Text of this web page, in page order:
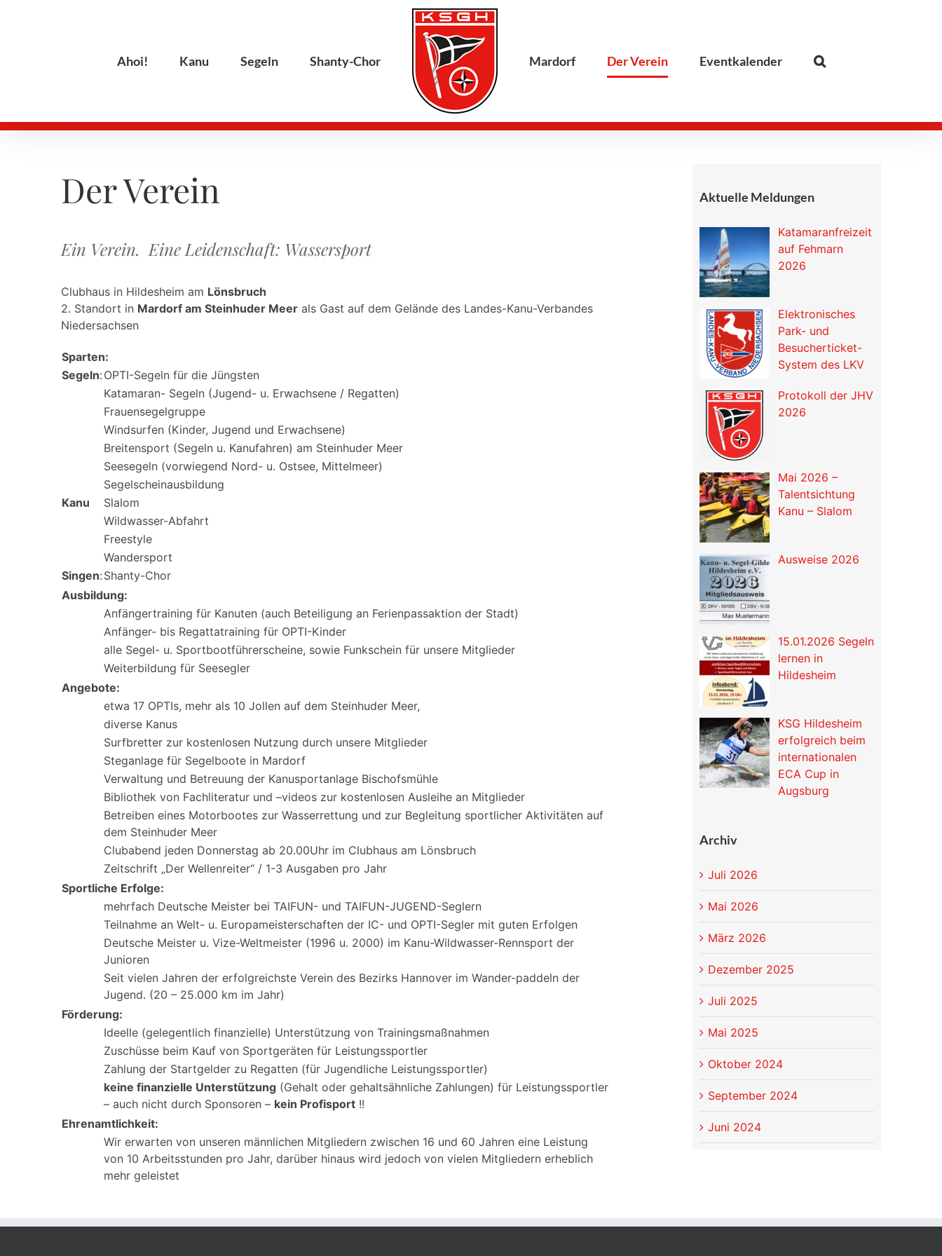
Ahoi! Kanu Segeln Shanty-Chor Mardorf Der Verein Eventkalender
Der Verein
Ein Verein. Eine Leidenschaft: Wassersport
Clubhaus in Hildesheim am Lönsbruch
2. Standort in Mardorf am Steinhuder Meer als Gast auf dem Gelände des Landes-Kanu-Verbandes
Niedersachsen
Sparten:
Segeln: OPTI-Segeln für die Jüngsten
Katamaran- Segeln (Jugend- u. Erwachsene / Regatten)
Frauensegelgruppe
Windsurfen (Kinder, Jugend und Erwachsene)
Breitensport (Segeln u. Kanufahren) am Steinhuder Meer
Seesegeln (vorwiegend Nord- u. Ostsee, Mittelmeer)
Segelscheinausbildung
Kanu
Slalom
Wildwasser-Abfahrt
Freestyle
Wandersport
Singen: Shanty-Chor
Ausbildung:
Anfängertraining für Kanuten (auch Beteiligung an Ferienpassaktion der Stadt)
Anfänger- bis Regattatraining für OPTI-Kinder
alle Segel- u. Sportbootführerscheine, sowie Funkschein für unsere Mitglieder
Weiterbildung für Seesegler
Angebote:
etwa 17 OPTIs, mehr als 10 Jollen auf dem Steinhuder Meer,
diverse Kanus
Surfbretter zur kostenlosen Nutzung durch unsere Mitglieder
Steganlage für Segelboote in Mardorf
Verwaltung und Betreuung der Kanusportanlage Bischofsmühle
Bibliothek von Fachliteratur und –videos zur kostenlosen Ausleihe an Mitglieder
Betreiben eines Motorbootes zur Wasserrettung und zur Begleitung sportlicher Aktivitäten auf
dem Steinhuder Meer
Clubabend jeden Donnerstag ab 20.00Uhr im Clubhaus am Lönsbruch
Zeitschrift „Der Wellenreiter“ / 1-3 Ausgaben pro Jahr
Sportliche Erfolge:
mehrfach Deutsche Meister bei TAIFUN- und TAIFUN-JUGEND-Seglern
Teilnahme an Welt- u. Europameisterschaften der IC- und OPTI-Segler mit guten Erfolgen
Deutsche Meister u. Vize-Weltmeister (1996 u. 2000) im Kanu-Wildwasser-Rennsport der
Junioren
Seit vielen Jahren der erfolgreichste Verein des Bezirks Hannover im Wander-paddeln der
Jugend. (20 – 25.000 km im Jahr)
Förderung:
Ideelle (gelegentlich finanzielle) Unterstützung von Trainingsmaßnahmen
Zuschüsse beim Kauf von Sportgeräten für Leistungssportler
Zahlung der Startgelder zu Regatten (für Jugendliche Leistungssportler)
keine finanzielle Unterstützung (Gehalt oder gehaltsähnliche Zahlungen) für Leistungssportler
– auch nicht durch Sponsoren – kein Profisport !!
Ehrenamtlichkeit:
Wir erwarten von unseren männlichen Mitgliedern zwischen 16 und 60 Jahren eine Leistung
von 10 Arbeitsstunden pro Jahr, darüber hinaus wird jedoch von vielen Mitgliedern erheblich
mehr geleistet
Aktuelle Meldungen
Katamaranfreizeit
auf Fehmarn
2026
Elektronisches
Park- und
Besucherticket-
System des LKV
Protokoll der JHV
2026
Mai 2026 –
Talentsichtung
Kanu – Slalom
Ausweise 2026
15.01.2026 Segeln
lernen in
Hildesheim
KSG Hildesheim
erfolgreich beim
internationalen
ECA Cup in
Augsburg
Archiv
Juli 2026
Mai 2026
März 2026
Dezember 2025
Juli 2025
Mai 2025
Oktober 2024
September 2024
Juni 2024